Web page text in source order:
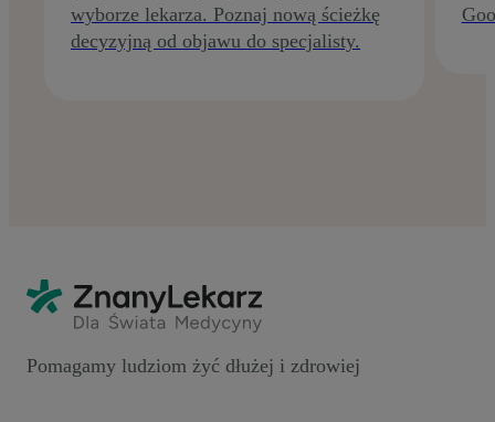
wyborze lekarza. Poznaj nową ścieżkę
decyzyjną od objawu do specjalisty.
Pomagamy ludziom żyć dłużej i zdrowiej